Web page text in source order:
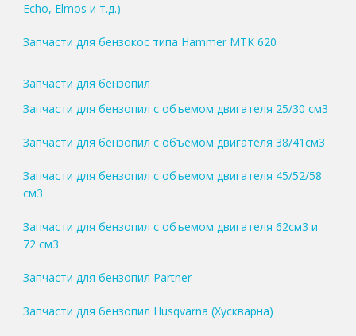
Echo, Elmos и т.д.)
Запчасти для бензокос типа Hammer MTK 620
Запчасти для бензопил
Запчасти для бензопил с объемом двигателя 25/30 см3
Запчасти для бензопил с объемом двигателя 38/41см3
Запчасти для бензопил с объемом двигателя 45/52/58
см3
Запчасти для бензопил с объемом двигателя 62см3 и
72 см3
Запчасти для бензопил Partner
Запчасти для бензопил Husqvarna (Хускварна)